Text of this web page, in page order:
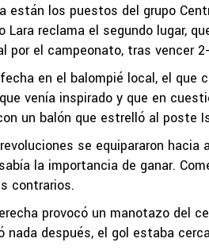
están los puestos del grupo
Lara reclama el segundo lugar,
por el campeonato, tras vencer
en el balompié local, el que
venía inspirado y que en
un balón que estrelló al poste
se equipararon
la importancia de ganar.
contrarios.
provocó un manotazo del
nada después, el gol estaba